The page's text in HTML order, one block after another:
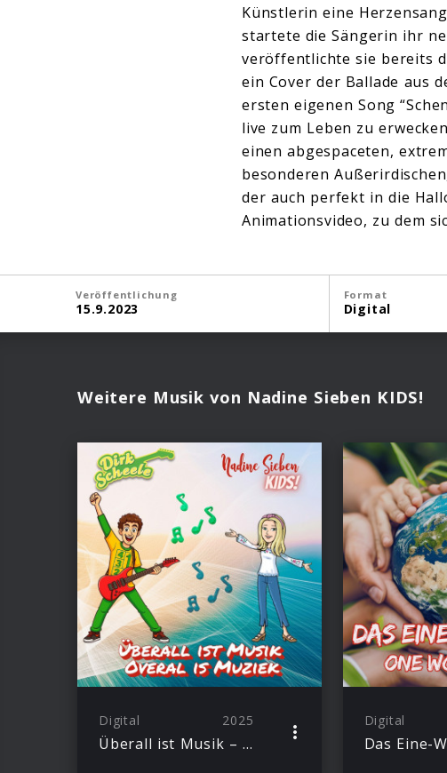
Künstlerin eine
startete die Sängerin ihr
veröffentlichte sie bereits
ein Cover der Ballade aus
ersten eigenen Song
live zum Leben zu
einen abgespaceten,
besonderen
der auch perfekt in die
Animationsvideo, zu dem
Veröffentlichung
15.9.2023
Format
Digital
Weitere Musik von Nadine Sieben KIDS!
Digital 2025
Überall ist Musik – Overal is muziek
Digital